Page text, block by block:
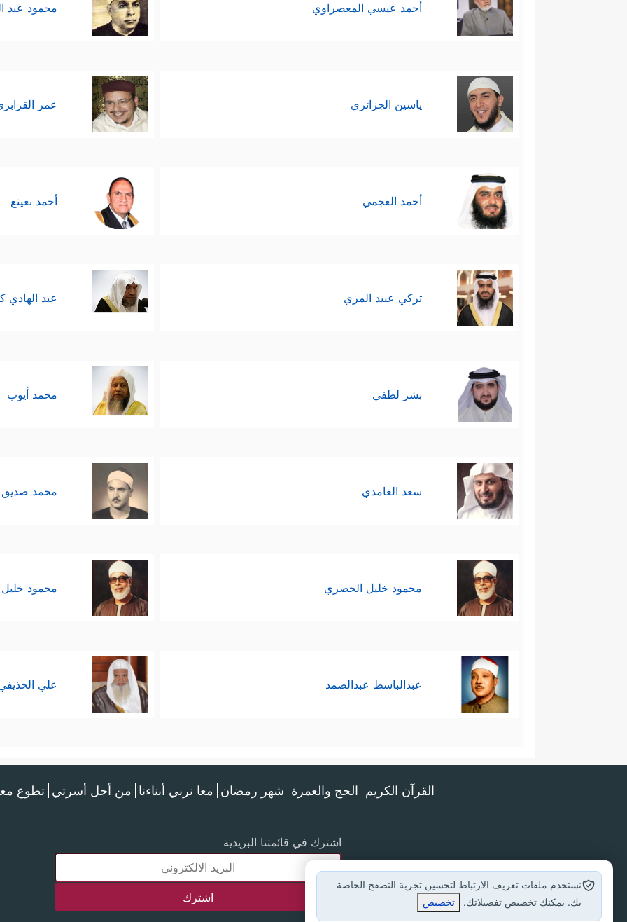
أحمد عيسي المعصراوي محمود عبد
ياسين الجزائري عمر
أحمد العجمي أحمد نعينع
تركي عبيد المري عبد الهادي
بشر لطفي محمد أيوب
سعد الغامدي محمد صديق
محمود خليل الحصري محمود
عبدالباسط عبدالصمد علي
القرآن الكريم الحج والعمرة شهر رمضان معا نربي أبناءنا من أجل أسرتي تطوع
اشترك في قائمتنا البريدية
نستخدم ملفات تعريف الارتباط لتحسين تجربة التصفح الخاصة
بك. يمكنك تخصيص تفضيلاتك.
تخصيص